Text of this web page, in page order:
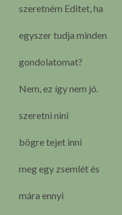
szeretném Editet, ha
egyszer tudja minden
gondolatomat?
Nem, ez így nem jó.
szeretni nini
bögre tejet inni
meg egy zsemlét és
mára ennyi